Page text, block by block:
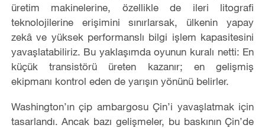
üretim makinelerine, özellikle de ileri litografi
teknolojilerine erişimini sınırlarsak, ülkenin yapay
zekâ ve yüksek performanslı bilgi işlem kapasitesini
yavaşlatabiliriz. Bu yaklaşımda oyunun kuralı netti: En
küçük transistörü üreten kazanır; en gelişmiş
ekipmanı kontrol eden de yarışın yönünü belirler.
Washington’ın çip ambargosu Çin’i yavaşlatmak için
tasarlandı. Ancak bazı gelişmeler, bu baskının Çin’de